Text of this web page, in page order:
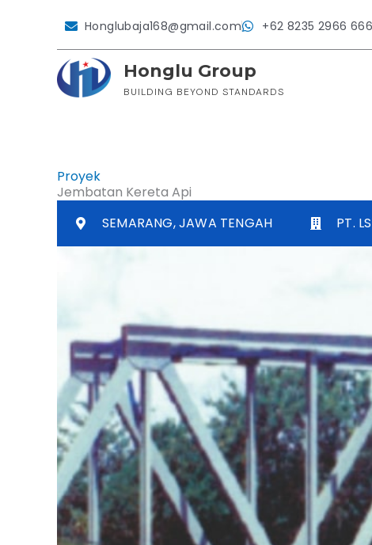
Honglubaja168@gmail.com +62 8235 2966 666
Honglu Group
BUILDING BEYOND STANDARDS
Proyek
Jembatan Kereta Api
SEMARANG, JAWA TENGAH
PT.